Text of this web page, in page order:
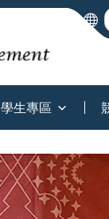
學生專區